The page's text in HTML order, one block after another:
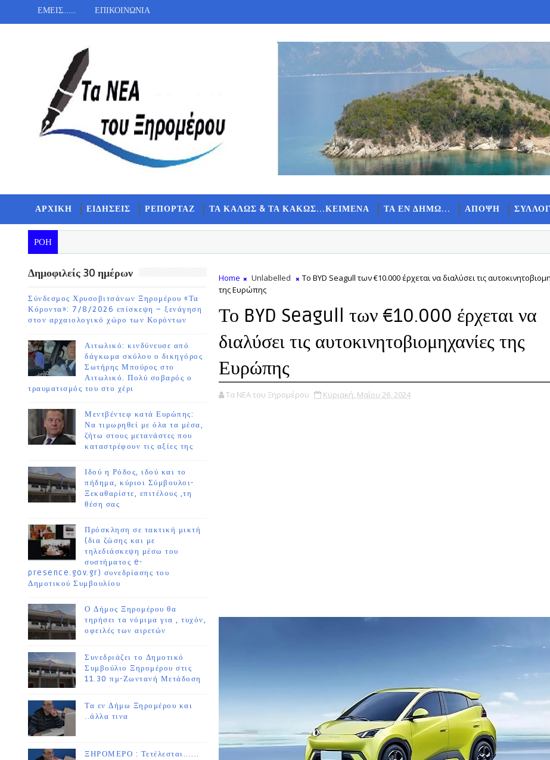
ΕΜΕΙΣ....... ΕΠΙΚΟΙΝΩΝΙΑ
ΑΡΧΙΚΗ ΕΙΔΗΣΕΙΣ ΡΕΠΟΡΤΑΖ ΤΑ ΚΑΛΩΣ & ΤΑ ΚΑΚΩΣ...ΚΕΙΜΕΝΑ ΤΑ ΕΝ ΔΗΜΩ... ΑΠΟΨΗ
ΡΟΗ
Δημοφιλείς 30 ημέρων
Σύνδεσμος Χρυσοβιτσάνων Ξηρομέρου «Τα
Κόροντα»: 7/8/2026 επίσκεψη – ξενάγηση
στον αρχαιολογικό χώρο των Κορόντων
Αιτωλικό: κινδύνευσε από
δάγκωμα σκύλου ο δικηγόρος
Σωτήρης Μπούρος στο
Αιτωλικό. Πολύ σοβαρός ο
τραυματισμός του στο χέρι
Μεντβέντεφ κατά Ευρώπης:
Να τιμωρηθεί με όλα τα μέσα,
ζήτω στους μετανάστες που
καταστρέφουν τις αξίες της
Ιδού η Ρόδος, ιδού και το
πήδημα, κύριοι Σύμβουλοι-
Ξεκαθαρίστε, επιτέλους ,τη
θέση σας
Πρόσκληση σε τακτική μικτή
(δια ζώσης και με
τηλεδιάσκεψη μέσω του
συστήματος e-
presence.gov.gr) συνεδρίασης του
Δημοτικού Συμβουλίου
Ο Δήμος Ξηρομέρου θα
τηρήσει τα νόμιμα για , τυχόν,
οφειλές των αιρετών
Συνεδριάζει το Δημοτικό
Συμβούλιο Ξηρομέρου στις
11.30 πμ-Ζωντανή Μετάδοση
Τα εν Δήμω Ξηρομέρου και
..άλλα τινα
ΞΗΡΟΜΕΡΟ : Τετέλεσται......
Home Unlabelled
Το BYD Seagull των €10.000 έρχεται να διαλύσει τις
της Ευρώπης
Το BYD Seagull των €10.000 έρχεται να
διαλύσει τις αυτοκινητοβιομηχανίες της
Ευρώπης
Τα ΝΕΑ του Ξηρομέρου Κυριακή, Μαΐου 26, 2024